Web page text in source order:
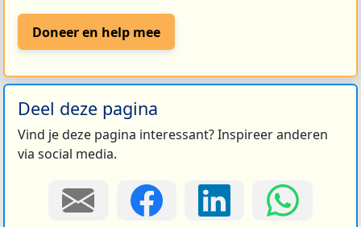
Doneer en help mee
Deel deze pagina
Vind je deze pagina interessant? Inspireer anderen
via social media.